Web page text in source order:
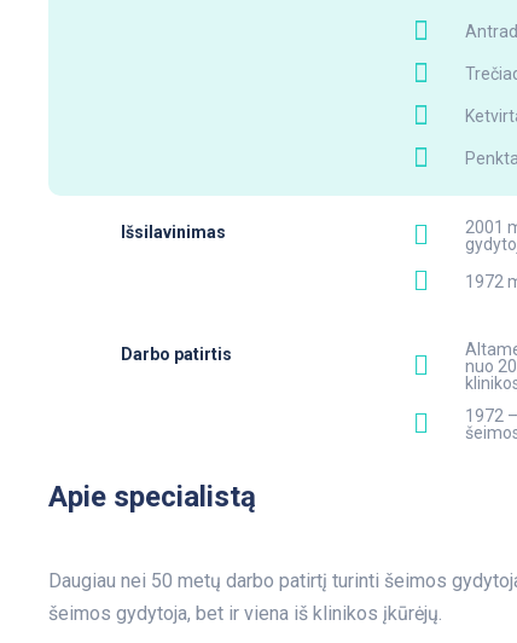
Išsilavinimas
2001
1972
Darbo patirtis
nuo
1972
Apie specialistą
Daugiau nei 50 metų darbo patirtį turinti šeimos
šeimos gydytoja, bet ir viena iš klinikos įkūrėjų.